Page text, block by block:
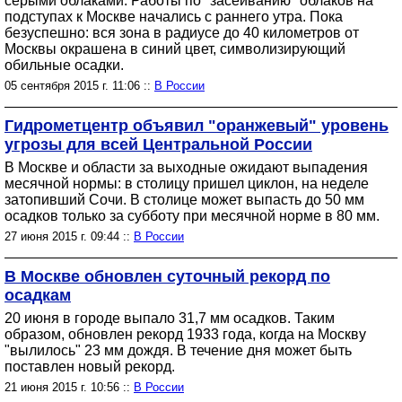
подступах к Москве начались с раннего утра. Пока
безуспешно: вся зона в радиусе до 40 километров от
Москвы окрашена в синий цвет, символизирующий
обильные осадки.
05 сентября 2015 г. 11:06 :: В России
Гидрометцентр объявил "оранжевый" уровень
угрозы для всей Центральной России
В Москве и области за выходные ожидают выпадения
месячной нормы: в столицу пришел циклон, на неделе
затопивший Сочи. В столице может выпасть до 50 мм
осадков только за субботу при месячной норме в 80 мм.
27 июня 2015 г. 09:44 :: В России
В Москве обновлен суточный рекорд по
осадкам
20 июня в городе выпало 31,7 мм осадков. Таким
образом, обновлен рекорд 1933 года, когда на Москву
"вылилось" 23 мм дождя. В течение дня может быть
поставлен новый рекорд.
21 июня 2015 г. 10:56 :: В России